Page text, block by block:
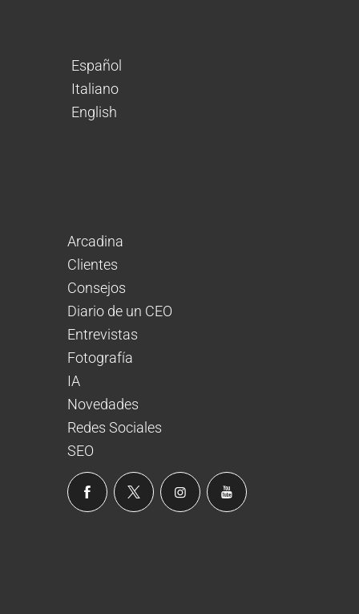
Español
Italiano
English
Arcadina
Clientes
Consejos
Diario de un CEO
Entrevistas
Fotografía
IA
Novedades
Redes Sociales
SEO